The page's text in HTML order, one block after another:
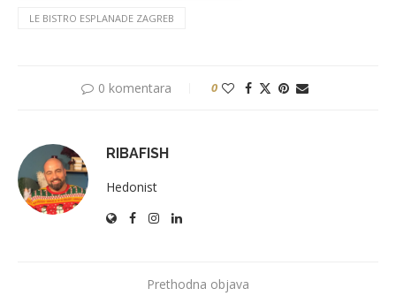
LE BISTRO ESPLANADE ZAGREB
0 komentara 0
RIBAFISH
Hedonist
Prethodna objava